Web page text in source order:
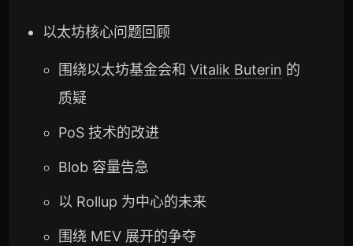
以太坊核心问题回顾
围绕以太坊基金会和 Vitalik Buterin 的
质疑
PoS 技术的改进
Blob 容量告急
以 Rollup 为中心的未来
围绕 MEV 展开的争夺